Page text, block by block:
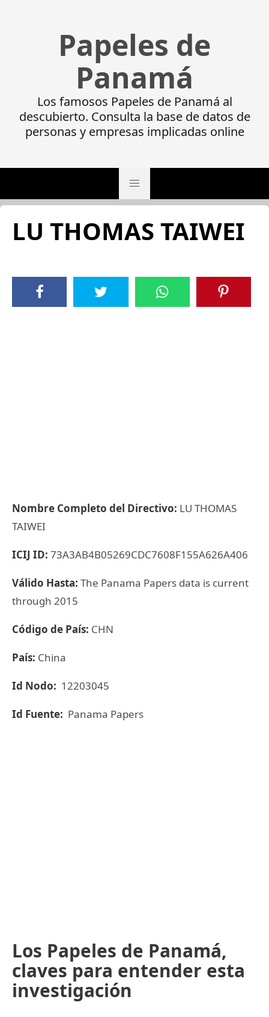
Papeles de
Panamá
Los famosos Papeles de Panamá al
descubierto. Consulta la base de datos de
personas y empresas implicadas online
LU THOMAS TAIWEI
Nombre Completo del Directivo: LU THOMAS
TAIWEI
ICIJ ID: 73A3AB4B05269CDC7608F155A626A406
Válido Hasta: The Panama Papers data is current
through 2015
Código de País: CHN
País: China
Id Nodo: 12203045
Id Fuente: Panama Papers
Los Papeles de Panamá,
claves para entender esta
investigación